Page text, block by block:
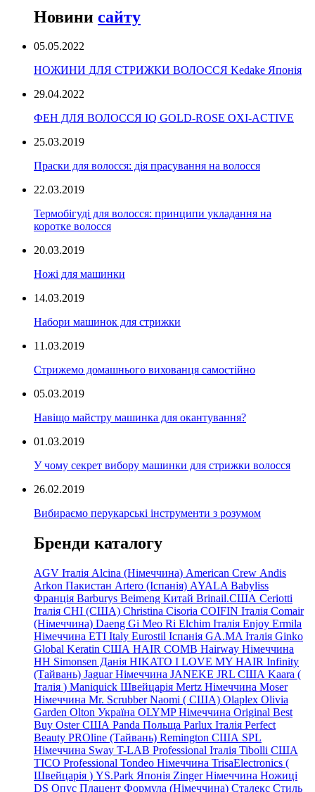
Новини сайту
05.05.2022
НОЖИНИ ДЛЯ СТРИЖКИ ВОЛОССЯ Kedake Японія
29.04.2022
ФЕН ДЛЯ ВОЛОССЯ IQ GOLD-ROSE OXI-ACTIVE
25.03.2019
Праски для волосся: дія прасування на волосся
22.03.2019
Термобігуді для волосся: принципи укладання на
коротке волосся
20.03.2019
Ножі для машинки
14.03.2019
Набори машинок для стрижки
11.03.2019
Стрижемо домашнього вихованця самостійно
05.03.2019
Навіщо майстру машинка для окантування?
01.03.2019
У чому секрет вибору машинки для стрижки волосся
26.02.2019
Вибираємо перукарські інструменти з розумом
Бренди каталогу
AGV Італія Alcina (Німеччина) American Crew Andis
Arkon Пакистан Artero (Іспанія) AYALA Babyliss
Франція Barburys Beimeng Китай Brinail.США Ceriotti
Італія CHI (США) Christina Cisoria COIFIN Італія Comair
(Німеччина) Daeng Gi Meo Ri Elchim Італія Enjoy Ermila
Німеччина ETI Italy Eurostil Іспанія GA.MA Італія Ginko
Global Keratin США HAIR COMB Hairway Німеччина
HH Simonsen Данія HIKATO I LOVE MY HAIR Infinity
(Тайвань) Jaguar Німеччина JANEKE JRL США Kaara (
Італія ) Maniquick Швейцарія Mertz Німеччина Moser
Німеччина Mr. Scrubber Naomi ( США) Olaplex Olivia
Garden Olton Україна OLYMP Німеччина Original Best
Buy Oster США Panda Польща Parlux Італія Perfect
Beauty PROline (Тайвань) Remington США SPL
Німеччина Sway T-LAB Professional Італія Tibolli США
TICO Professional Tondeo Німеччина TrisaElectronics (
Швейцарія ) YS.Park Японія Zinger Німеччина Ножиці
DS Опус Плацент Формула (Німеччина) Сталекс Стиль